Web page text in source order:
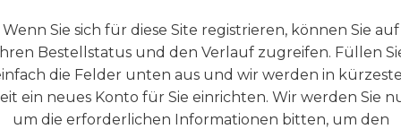
Wenn Sie sich für diese Site registrieren, können Sie auf
Bestellstatus und den Verlauf zugreifen. Füllen
die Felder unten aus und wir werden in
ein neues Konto für Sie einrichten. Wir werden Sie
um die erforderlichen Informationen bitten, um den